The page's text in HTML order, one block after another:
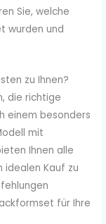
Sie, welche
wurden und
zu Ihnen?
die richtige
einem besonders
mit
Ihnen alle
idealen Kauf zu
für Ihre